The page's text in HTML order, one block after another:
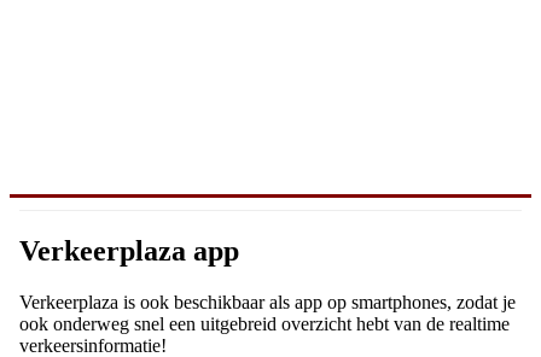
Verkeerplaza app
Verkeerplaza is ook beschikbaar als app op smartphones, zodat je
ook onderweg snel een uitgebreid overzicht hebt van de realtime
verkeersinformatie!